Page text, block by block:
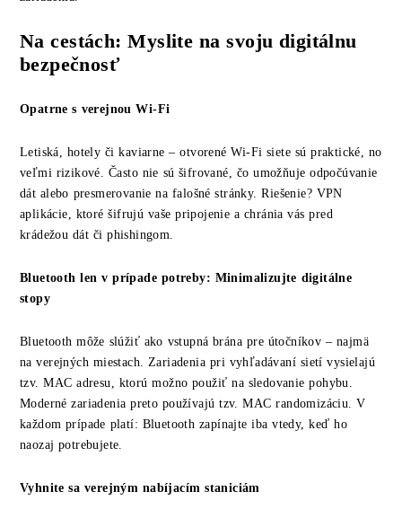
Na cestách: Myslite na svoju digitálnu
bezpečnosť
Opatrne s verejnou Wi-Fi
Letiská, hotely či kaviarne – otvorené Wi-Fi siete sú praktické, no
veľmi rizikové. Často nie sú šifrované, čo umožňuje odpočúvanie
dát alebo presmerovanie na falošné stránky. Riešenie? VPN
aplikácie, ktoré šifrujú vaše pripojenie a chránia vás pred
krádežou dát či phishingom.
Bluetooth len v prípade potreby: Minimalizujte digitálne
stopy
Bluetooth môže slúžiť ako vstupná brána pre útočníkov – najmä
na verejných miestach. Zariadenia pri vyhľadávaní sietí vysielajú
tzv. MAC adresu, ktorú možno použiť na sledovanie pohybu.
Moderné zariadenia preto používajú tzv. MAC randomizáciu. V
každom prípade platí: Bluetooth zapínajte iba vtedy, keď ho
naozaj potrebujete.
Vyhnite sa verejným nabíjacím staniciám